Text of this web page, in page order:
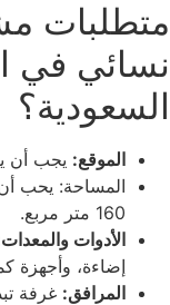
متطلبات
نسائي في
السعودية؟
الموقع: يجب أن
160 متر مربع.
الأدوات
إضاءة، وأجهزة
المرافق: غرفة